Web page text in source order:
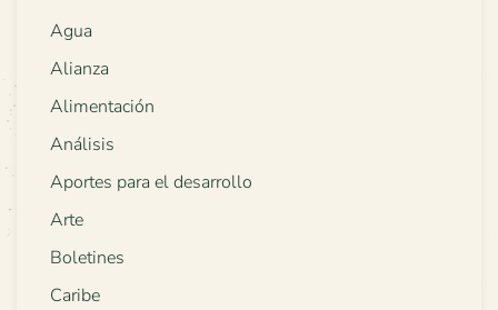
Agua
Alianza
Alimentación
Análisis
Aportes para el desarrollo
Arte
Boletines
Caribe